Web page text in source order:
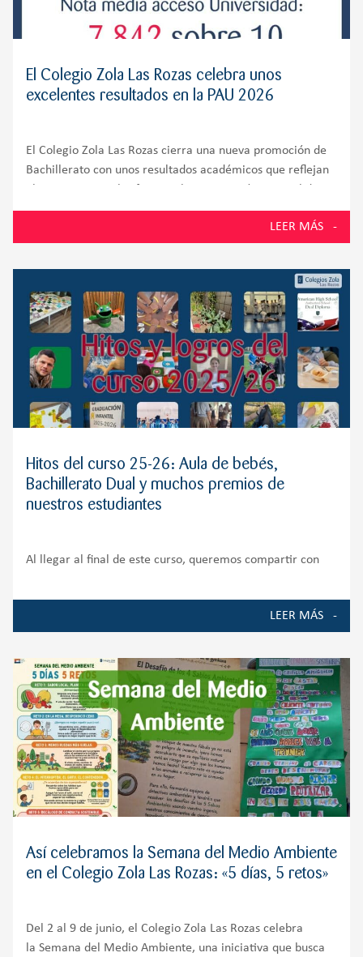
El Colegio Zola Las Rozas celebra unos
excelentes resultados en la PAU 2026
El Colegio Zola Las Rozas cierra una nueva promoción de
Bachillerato con unos resultados académicos que reflejan
sus alumnos. El 100% de los estudiantes presentados a la
LEER MÁS
Hitos del curso 25-26: Aula de bebés,
Bachillerato Dual y muchos premios de
nuestros estudiantes
Al llegar al final de este curso, queremos compartir con
momentos, proyectos y logros que han marcado la vida del
Colegio durante el curso 2025-2026. Ha sido un año de
LEER MÁS
Así celebramos la Semana del Medio Ambiente
en el Colegio Zola Las Rozas: «5 días, 5 retos»
Del 2 al 9 de junio, el Colegio Zola Las Rozas celebra
la Semana del Medio Ambiente, una iniciativa que busca